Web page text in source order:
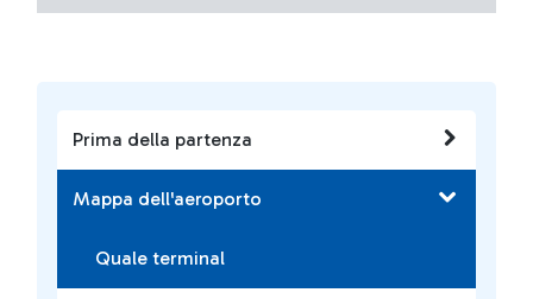
Prima della partenza
Mappa dell'aeroporto
Quale terminal